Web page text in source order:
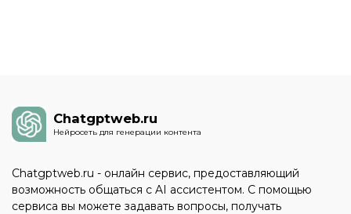
Chatgptweb.ru
Нейросеть для генерации контента
Chatgptweb.ru - онлайн сервис, предоставляющий
возможность общаться с AI ассистентом. С помощью
сервиса вы можете задавать вопросы, получать